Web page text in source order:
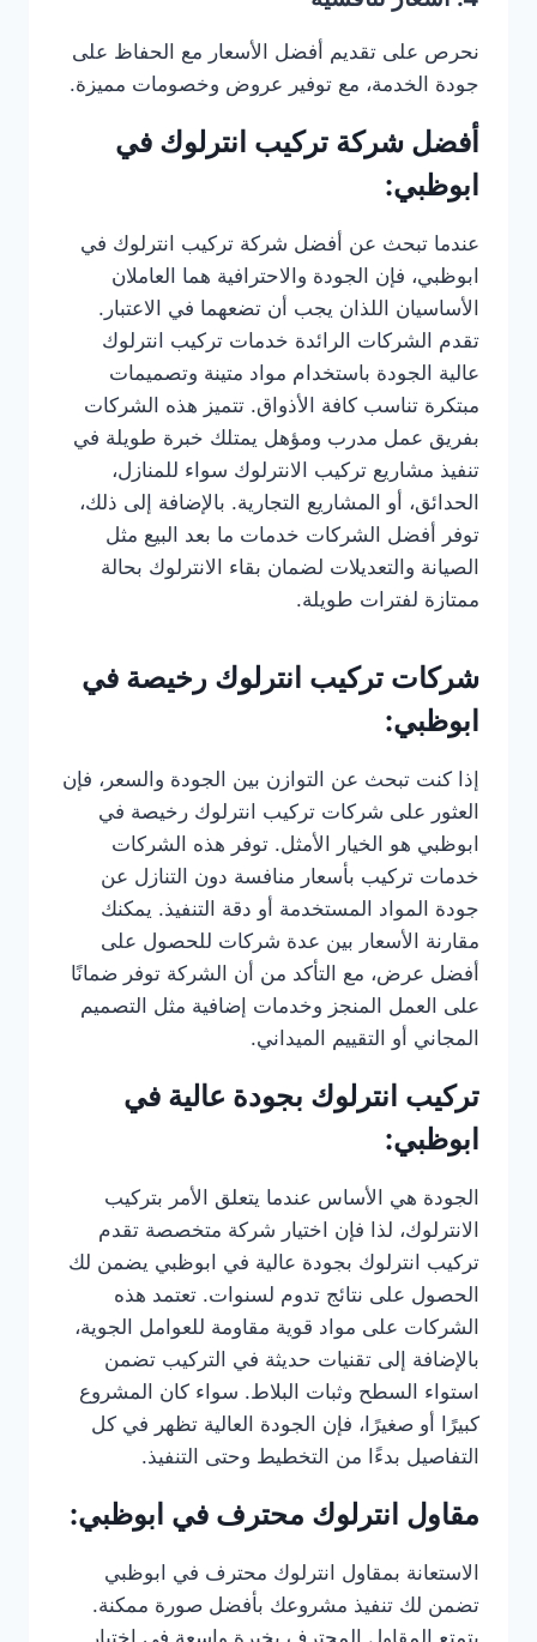
نحرص على تقديم أفضل الأسعار مع الحفاظ على
جودة الخدمة، مع توفير عروض وخصومات مميزة.
أفضل شركة تركيب انترلوك في
ابوظبي:
عندما تبحث عن أفضل شركة تركيب انترلوك في
ابوظبي، فإن الجودة والاحترافية هما العاملان
الأساسيان اللذان يجب أن تضعهما في الاعتبار.
تقدم الشركات الرائدة خدمات تركيب انترلوك
عالية الجودة باستخدام مواد متينة وتصميمات
مبتكرة تناسب كافة الأذواق. تتميز هذه الشركات
بفريق عمل مدرب ومؤهل يمتلك خبرة طويلة في
تنفيذ مشاريع تركيب الانترلوك سواء للمنازل،
الحدائق، أو المشاريع التجارية. بالإضافة إلى ذلك،
توفر أفضل الشركات خدمات ما بعد البيع مثل
الصيانة والتعديلات لضمان بقاء الانترلوك بحالة
ممتازة لفترات طويلة.
شركات تركيب انترلوك رخيصة في
ابوظبي:
إذا كنت تبحث عن التوازن بين الجودة والسعر، فإن
العثور على شركات تركيب انترلوك رخيصة في
ابوظبي هو الخيار الأمثل. توفر هذه الشركات
خدمات تركيب بأسعار منافسة دون التنازل عن
جودة المواد المستخدمة أو دقة التنفيذ. يمكنك
مقارنة الأسعار بين عدة شركات للحصول على
أفضل عرض، مع التأكد من أن الشركة توفر ضمانًا
على العمل المنجز وخدمات إضافية مثل التصميم
المجاني أو التقييم الميداني.
تركيب انترلوك بجودة عالية في
ابوظبي:
الجودة هي الأساس عندما يتعلق الأمر بتركيب
الانترلوك، لذا فإن اختيار شركة متخصصة تقدم
تركيب انترلوك بجودة عالية في ابوظبي يضمن لك
الحصول على نتائج تدوم لسنوات. تعتمد هذه
الشركات على مواد قوية مقاومة للعوامل الجوية،
بالإضافة إلى تقنيات حديثة في التركيب تضمن
استواء السطح وثبات البلاط. سواء كان المشروع
كبيرًا أو صغيرًا، فإن الجودة العالية تظهر في كل
التفاصيل بدءًا من التخطيط وحتى التنفيذ.
مقاول انترلوك محترف في ابوظبي:
الاستعانة بمقاول انترلوك محترف في ابوظبي
تضمن لك تنفيذ مشروعك بأفضل صورة ممكنة.